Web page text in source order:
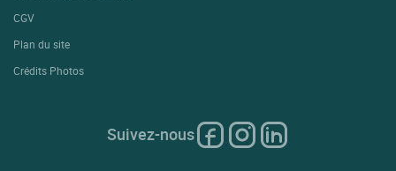
CGV
Plan du site
Crédits Photos
Suivez-nous